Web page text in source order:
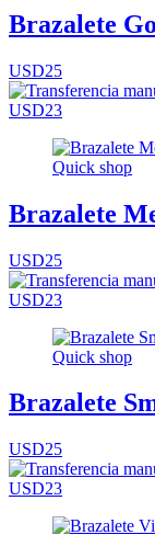
Brazalete
USD25
USD23
Quick shop
Brazalete
USD25
USD23
Quick shop
Brazalete
USD25
USD23